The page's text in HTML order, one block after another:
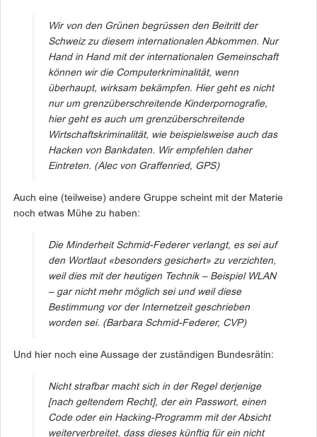
Wir von den Grünen begrüssen den Beitritt der
Schweiz zu diesem internationalen Abkommen. Nur
Hand in Hand mit der internationalen Gemeinschaft
können wir die Computerkriminalität, wenn
überhaupt, wirksam bekämpfen. Hier geht es nicht
nur um grenzüberschreitende Kinderpornografie,
hier geht es auch um grenzüberschreitende
Wirtschaftskriminalität, wie beispielsweise auch das
Hacken von Bankdaten. Wir empfehlen daher
Eintreten. (Alec von Graffenried, GPS)
Auch eine (teilweise) andere Gruppe scheint mit der Materie
noch etwas Mühe zu haben:
Die Minderheit Schmid-Federer verlangt, es sei auf
den Wortlaut «besonders gesichert» zu verzichten,
weil dies mit der heutigen Technik – Beispiel WLAN
– gar nicht mehr möglich sei und weil diese
Bestimmung vor der Internetzeit geschrieben
worden sei. (Barbara Schmid-Federer, CVP)
Und hier noch eine Aussage der zuständigen Bundesrätin:
Nicht strafbar macht sich in der Regel derjenige
[nach geltendem Recht], der ein Passwort, einen
Code oder ein Hacking-Programm mit der Absicht
weiterverbreitet, dass dieses künftig für ein nicht